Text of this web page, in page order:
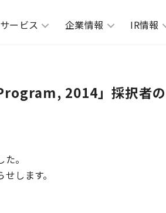
ービス 企業情報 IR情報
2014」採択者の
。
します。